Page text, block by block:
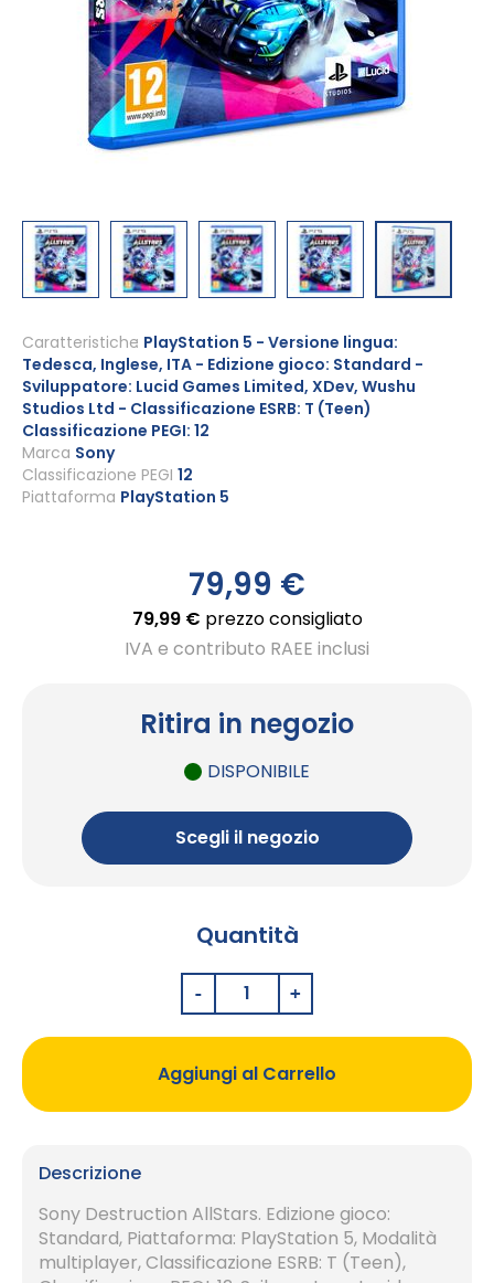
all'inizio
della
galleria
di
immagini
79,99 €
79,99 € prezzo consigliato
IVA e contributo RAEE inclusi
Ritira in negozio
DISPONIBILE
Scegli il negozio
Quantità
Aggiungi al Carrello
Marca Sony
Caratteristiche PlayStation 5 - Versione lingua:
Tedesca, Inglese, ITA - Edizione gioco: Standard -
Sviluppatore: Lucid Games Limited, XDev, Wushu
Studios Ltd - Classificazione ESRB: T (Teen)
Classificazione PEGI: 12
Classificazione PEGI 12
Piattaforma PlayStation 5
Descrizione
Sony Destruction AllStars. Edizione gioco:
Standard, Piattaforma: PlayStation 5, Modalità
multiplayer, Classificazione ESRB: T (Teen),